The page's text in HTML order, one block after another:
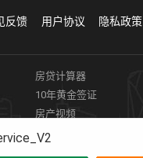
反馈 用户协议 隐私政策
房贷计算器
10年黄金签证
房产视频
柬埔寨房地产APP